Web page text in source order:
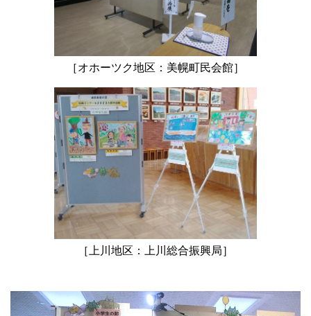
［オホーツク地区：美幌町民会館］
［上川地区：上川総合振興局］